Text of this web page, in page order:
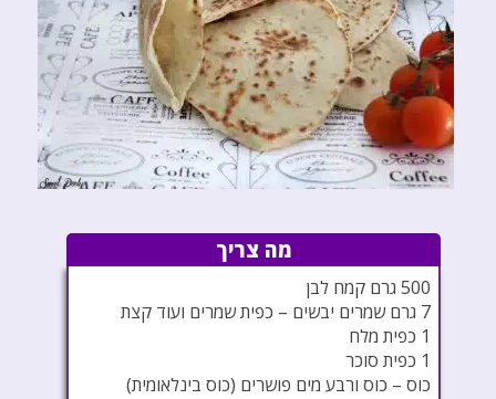
מה צריך
500 גרם קמח לבן
7 גרם שמרים יבשים – כפית שמרים ועוד קצת
1 כפית מלח
1 כפית סוכר
כוס – כוס ורבע מים פושרים (כוס בינלאומית)